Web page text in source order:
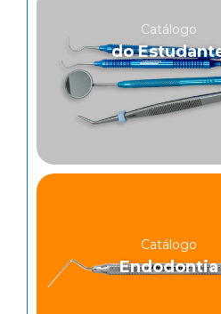
Catálogo
do
Catálogo
Endodontia